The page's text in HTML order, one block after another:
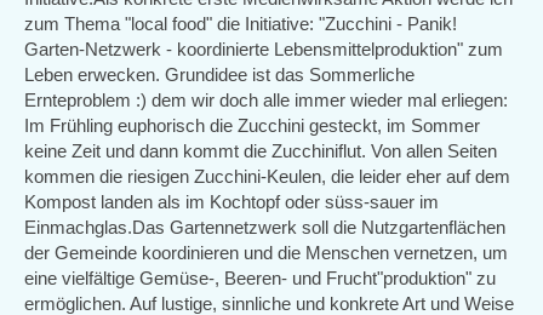
zum Thema "local food" die Initiative: "Zucchini - Panik!
Garten-Netzwerk - koordinierte Lebensmittelproduktion" zum
Leben erwecken. Grundidee ist das Sommerliche
Ernteproblem :) dem wir doch alle immer wieder mal erliegen:
Im Frühling euphorisch die Zucchini gesteckt, im Sommer
keine Zeit und dann kommt die Zucchiniflut. Von allen Seiten
kommen die riesigen Zucchini-Keulen, die leider eher auf dem
Kompost landen als im Kochtopf oder süss-sauer im
Einmachglas.Das Gartennetzwerk soll die Nutzgartenflächen
der Gemeinde koordinieren und die Menschen vernetzen, um
eine vielfältige Gemüse-, Beeren- und Frucht"produktion" zu
ermöglichen. Auf lustige, sinnliche und konkrete Art und Weise